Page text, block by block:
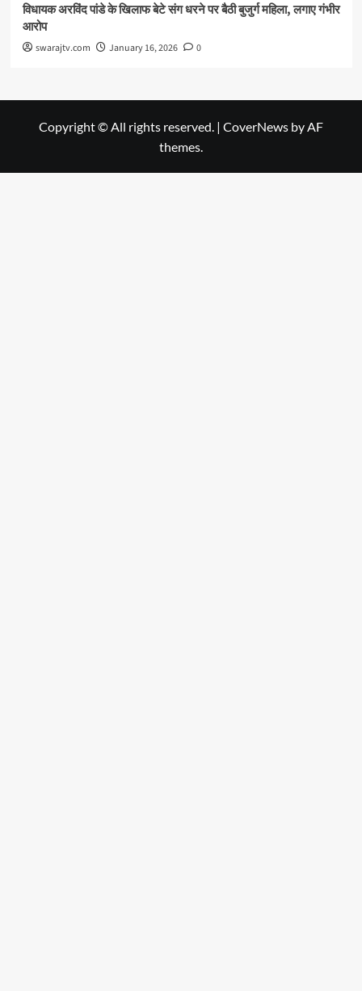
विधायक अरविंद पांडे के खिलाफ बेटे संग धरने पर बैठी बुजुर्ग महिला, लगाए गंभीर
आरोप
swarajtv.com January 16, 2026 0
Copyright © All rights reserved. | CoverNews by AF
themes.